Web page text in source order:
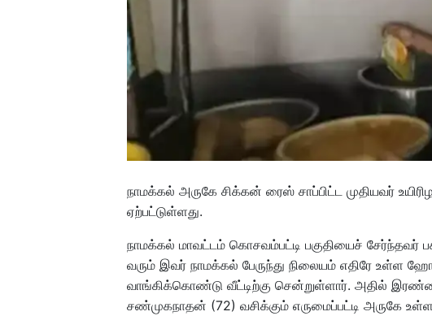
நாமக்கல் அருகே சிக்கன் ரைஸ் சாப்பிட்ட முதியவர்
ஏற்பட்டுள்ளது.
நாமக்கல் மாவட்டம் கொசவம்பட்டி பகுதியைச் சேர்ந்தவர்
வரும் இவர் நாமக்கல் பேருந்து நிலையம் எதிரே உள்ள
வாங்கிக்கொண்டு வீட்டிற்கு சென்றுள்ளார். அதில்
சண்முகநாதன் (72) வசிக்கும் எருமைப்பட்டி அருகே உள்ள